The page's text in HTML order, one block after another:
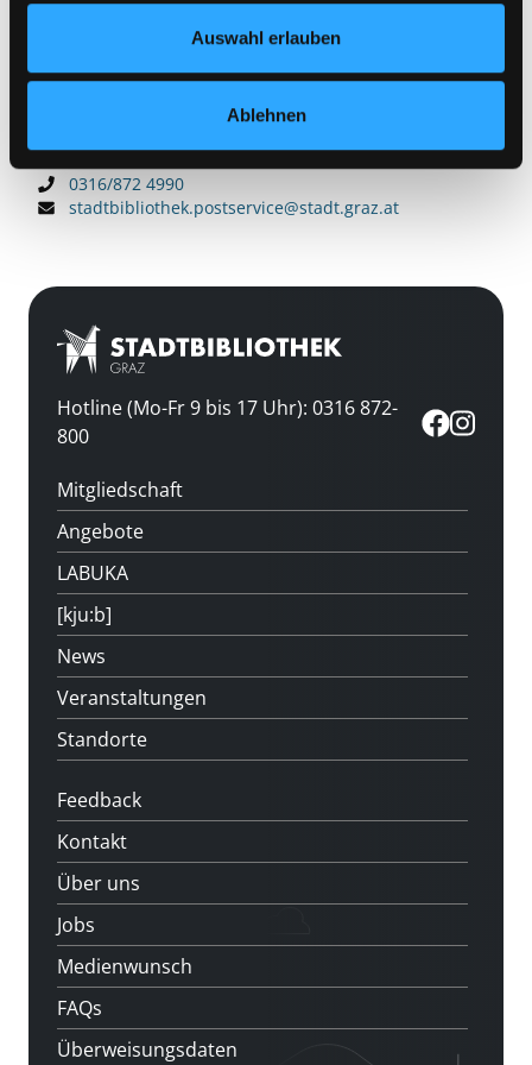
Auswahl erlauben
Ablehnen
Hier finden Sie alle Anlaufstellen
Hauszustellung und Blindensendung
Wie das Ganze funktioniert
0316/872 4990
stadtbibliothek.postservice@stadt.graz.at
Hotline (Mo-Fr 9 bis 17 Uhr): 0316 872-
800
Mitgliedschaft
Angebote
LABUKA
[kju:b]
News
Veranstaltungen
Standorte
Feedback
Kontakt
Über uns
Jobs
Medienwunsch
FAQs
Überweisungsdaten